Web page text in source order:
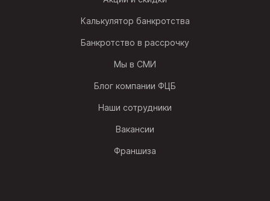
Калькулятор банкротства
Банкротство в рассрочку
Мы в СМИ
Блог компании ФЦБ
Наши сотрудники
Вакансии
Франшиза